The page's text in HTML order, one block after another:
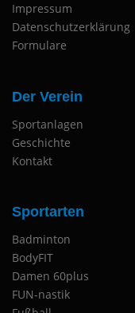
Impressum
Datenschutzerklärung
Formulare
Der Verein
Sportanlagen
Geschichte
Kontakt
Sportarten
Badminton
BodyFIT
Damen 60plus
FUN-nastik